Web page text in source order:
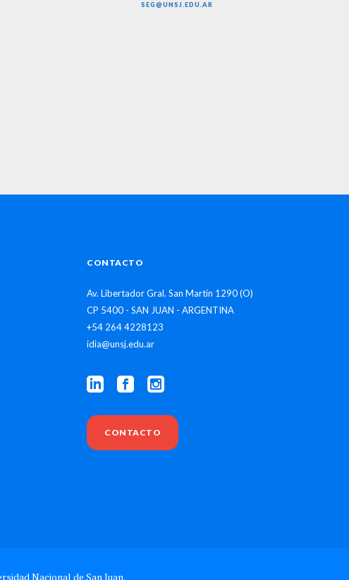
SEG@UNSJ.EDU.AR
CONTACTO
Av. Libertador Gral. San Martín 1290 (O)
CP 5400 - SAN JUAN - ARGENTINA
+54 264 4228123
idia@unsj.edu.ar
CONTACTO
Nacional de San Juan.